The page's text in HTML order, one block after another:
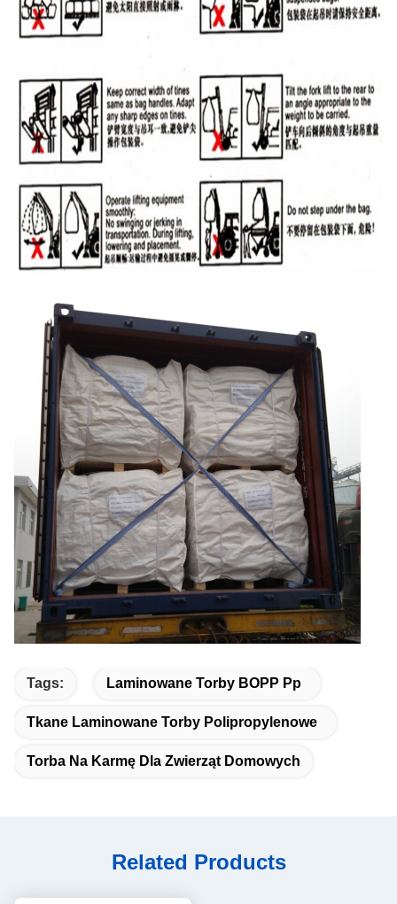
Tags: Laminowane Torby BOPP Pp
Tkane Laminowane Torby Polipropylenowe
Torba Na Karmę Dla Zwierząt Domowych
Related Products